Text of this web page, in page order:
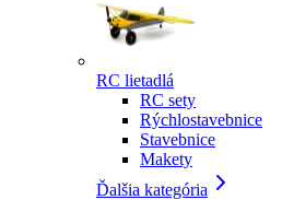
RC lietadlá
RC sety
Rýchlostavebnice
Stavebnice
Makety
Ďalšia kategória